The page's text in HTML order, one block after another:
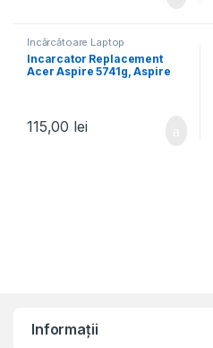
Încărcătoare Laptop
Incarcator Replacement
Acer Aspire 5741g, Aspire
5745g
115,00 lei
Informații